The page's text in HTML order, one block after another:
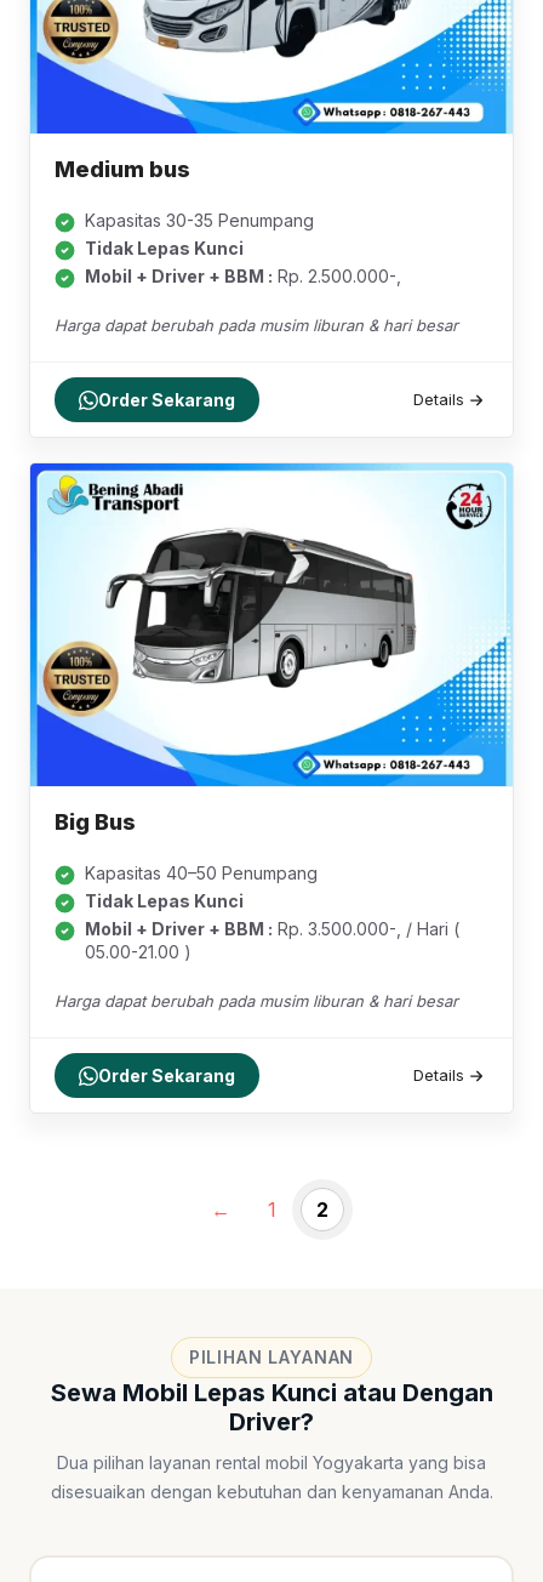
Medium bus
Kapasitas 30-35 Penumpang
Tidak Lepas Kunci
Mobil + Driver + BBM : Rp. 2.500.000-,
Harga dapat berubah pada musim liburan & hari besar
Order Sekarang Details
Big Bus
Kapasitas 40–50 Penumpang
Tidak Lepas Kunci
Mobil + Driver + BBM : Rp. 3.500.000-, / Hari (
05.00-21.00 )
Harga dapat berubah pada musim liburan & hari besar
Order Sekarang Details
← 1 2
PILIHAN LAYANAN
Sewa Mobil Lepas Kunci atau Dengan
Driver?
Dua pilihan layanan rental mobil Yogyakarta yang bisa
disesuaikan dengan kebutuhan dan kenyamanan Anda.